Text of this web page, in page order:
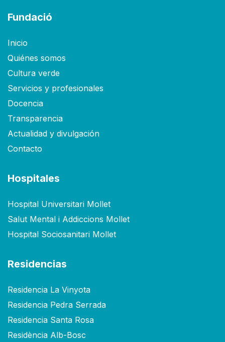
Fundació
Inicio
Quiénes somos
Cultura verde
Servicios y profesionales
Docencia
Transparencia
Actualidad y divulgación
Contacto
Hospitales
Hospital Universitari Mollet
Salut Mental i Addiccions Mollet
Hospital Sociosanitari Mollet
Residencias
Residencia La Vinyota
Residencia Pedra Serrada
Residencia Santa Rosa
Residència Alb-Bosc